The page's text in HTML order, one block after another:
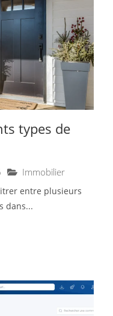
types de
Immobilier
entre plusieurs
dans...